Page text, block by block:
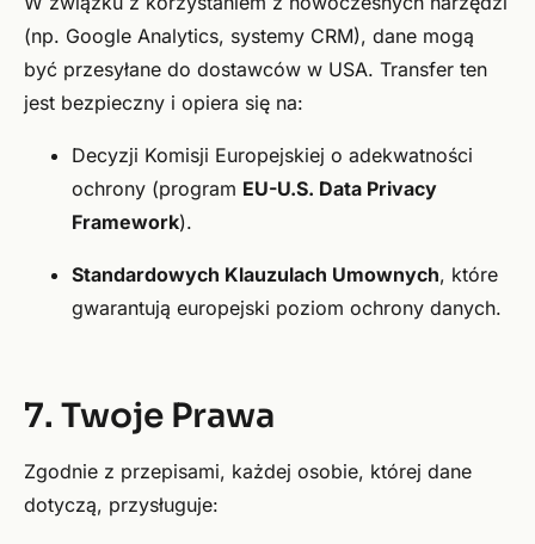
(np. Google Analytics, systemy CRM), dane mogą
być przesyłane do dostawców w USA. Transfer ten
jest bezpieczny i opiera się na:
Decyzji Komisji Europejskiej o adekwatności
ochrony (program EU-U.S. Data Privacy
Framework).
Standardowych Klauzulach Umownych, które
gwarantują europejski poziom ochrony danych.
7. Twoje Prawa
Zgodnie z przepisami, każdej osobie, której dane
dotyczą, przysługuje: